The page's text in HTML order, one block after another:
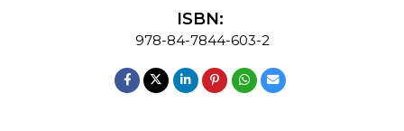
ISBN:
978-84-7844-603-2